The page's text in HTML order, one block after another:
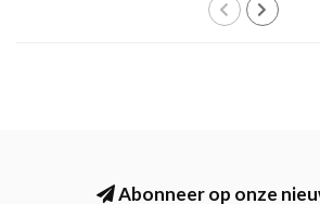
Abonneer op onze